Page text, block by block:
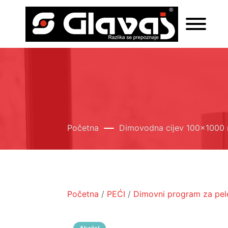
Početna Dimovodna cijev 100x1000
Početna / PEĆI / Dimovni program za